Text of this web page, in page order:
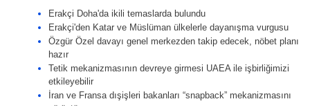
Erakçi Doha'da ikili temaslarda bulundu
Erakçi'den Katar ve Müslüman ülkelerle dayanışma vurgusu
Özgür Özel davayı genel merkezden takip edecek, nöbet planı
hazır
Tetik mekanizmasının devreye girmesi UAEA ile işbirliğimizi
etkileyebilir
İran ve Fransa dışişleri bakanları “snapback” mekanizmasını